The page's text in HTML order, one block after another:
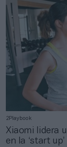
2Playbook
Xiaomi lidera
en la ‘start